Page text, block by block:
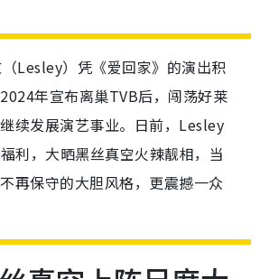
Lesley）凭《爱回家》的演出积
年宣布离巢TVB后，闯荡好莱
续发展演艺事业。日前，Lesley
利，大晒黑丝真空火辣靓相，当
再保守的大胆风格，更震撼一众